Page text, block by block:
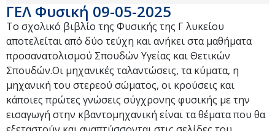
ΓΕΛ Φυσική 09-05-2025
Το σχολικό βιβλίο της Φυσικής της Γ λυκείου
αποτελείται από δύο τεύχη και ανήκει στα μαθήματα
προσανατολισμού Σπουδών Υγείας και Θετικών
Σπουδών.Οι μηχανικές ταλαντώσεις, τα κύματα, η
μηχανική του στερεού σώματος, οι κρούσεις και
κάποιες πρώτες γνώσεις σύγχρονης φυσικής με την
εισαγωγή στην κβαντομηχανική είναι τα θέματα που θα